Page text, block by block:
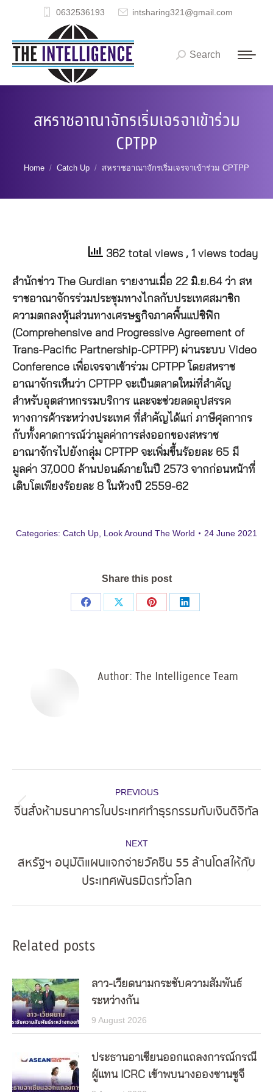
0632536193 intsharing321@gmail.com
Search:
Search
สหราชอาณาจักรเริ่มเจรจาเข้าร่วม
CPTPP
You are here:
Home Catch Up สหราชอาณาจักรเริ่มเจรจาเข้าร่วม CPTPP
362 total views , 1 views today
สำนักข่าว The Gurdian รายงานเมื่อ 22 มิ.ย.64 ว่า สห
ราชอาณาจักรร่วมประชุมทางไกลกับประเทศสมาชิก
ความตกลงหุ้นส่วนทางเศรษฐกิจภาคพื้นแปซิฟิก
(Comprehensive and Progressive Agreement of
Trans-Pacific Partnership-CPTPP) ผ่านระบบ Video
Conference เพื่อเจรจาเข้าร่วม CPTPP โดยสหราช
อาณาจักรเห็นว่า CPTPP จะเป็นตลาดใหม่ที่สำคัญ
สำหรับอุตสาหกรรมบริการ และจะช่วยลดอุปสรรค
ทางการค้าระหว่างประเทศ ที่สำคัญได้แก่ ภาษีศุลกากร
กับทั้งคาดการณ์ว่ามูลค่าการส่งออกของสหราช
อาณาจักรไปยังกลุ่ม CPTPP จะเพิ่มขึ้นร้อยละ 65 มี
มูลค่า 37,000 ล้านปอนด์ภายในปี 2573 จากก่อนหน้าที่
เติบโตเพียงร้อยละ 8 ในห้วงปี 2559-62
Categories: Catch Up Look Around The World 24 June 2021
Share this post
Share
Share
Share
Share
Author: The Intelligence Team
navigation
PREVIOUS
Previous
จีนสั่งห้ามธนาคารในประเทศทำธุรกรรมกับเงินดิจิทัล
NEXT
post:
สหรัฐฯ อนุมัติแผนแจกจ่ายวัคซีน 55 ล้านโดสให้กับ
ประเทศพันธมิตรทั่วโลก
Related posts
ลาว-เวียดนามกระชับความสัมพันธ์
ระหว่างกัน
9 August 2026
ประธานอาเซียนออกแถลงการณ์กรณี
ผู้แทน ICRC เข้าพบนางอองซานซูจี